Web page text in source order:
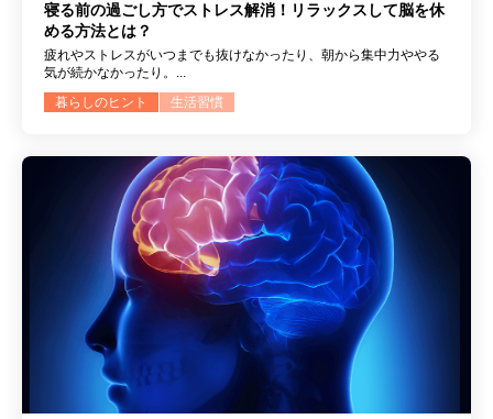
寝る前の過ごし方でストレス解消！リラックスして脳を休
める方法とは？
疲れやストレスがいつまでも抜けなかったり、朝から集中力ややる
気が続かなかったり。...
暮らしのヒント
生活習慣